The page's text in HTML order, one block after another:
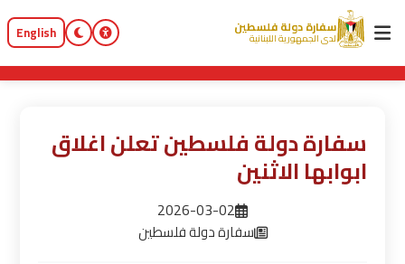
سفارة دولة فلسطين
لدى الجمهورية اللبنانية English
سفارة دولة فلسطين تعلن اغلاق
ابوابها الاثنين
2026-03-02
سفارة دولة فلسطين